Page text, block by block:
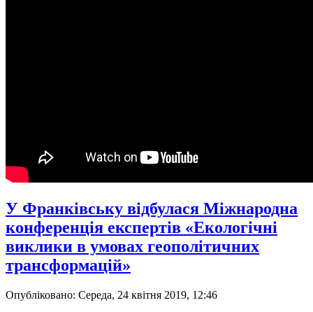
У Франківську відбулася Міжнародна
конференція експертів «Екологічні
виклики в умовах геополітичних
трансформацій»
Опубліковано: Середа, 24 квітня 2019, 12:46